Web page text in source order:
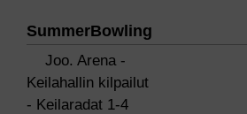
SummerBowling
Joo. Arena -
Keilahallin kilpailut
- Keilaradat 1-4